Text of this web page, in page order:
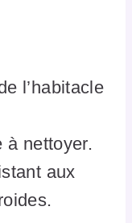
l’habitacle
à nettoyer.
aux